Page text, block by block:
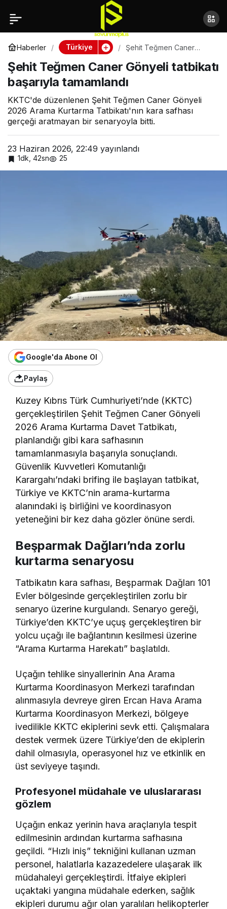
Haberler Türkiye
Şehit Teğmen Caner
tamamlandı
Şehit Teğmen Caner Gönyeli tatbikatı
başarıyla tamamlandı
KKTC'de düzenlenen Şehit Teğmen Caner Gönyeli
2026 Arama Kurtarma Tatbikatı'nın kara safhası
gerçeği aratmayan bir senaryoyla bitti.
23 Haziran 2026, 22:49 yayınlandı
1dk, 42sn 25
Google'da Abone Ol
Paylaş
Kuzey Kıbrıs Türk Cumhuriyeti’nde (KKTC)
gerçekleştirilen Şehit Teğmen Caner Gönyeli
2026 Arama Kurtarma Davet Tatbikatı,
planlandığı gibi kara safhasının
tamamlanmasıyla başarıyla sonuçlandı.
Güvenlik Kuvvetleri Komutanlığı
Karargahı’ndaki brifing ile başlayan tatbikat,
Türkiye ve KKTC’nin arama-kurtarma
alanındaki iş birliğini ve koordinasyon
yeteneğini bir kez daha gözler önüne serdi.
Beşparmak Dağları’nda zorlu
kurtarma senaryosu
Tatbikatın kara safhası, Beşparmak Dağları 101
Evler bölgesinde gerçekleştirilen zorlu bir
senaryo üzerine kurgulandı. Senaryo gereği,
Türkiye’den KKTC’ye uçuş gerçekleştiren bir
yolcu uçağı ile bağlantının kesilmesi üzerine
“Arama Kurtarma Harekatı” başlatıldı.
Uçağın tehlike sinyallerinin Ana Arama
Kurtarma Koordinasyon Merkezi tarafından
alınmasıyla devreye giren Ercan Hava Arama
Kurtarma Koordinasyon Merkezi, bölgeye
ivedilikle KKTC ekiplerini sevk etti. Çalışmalara
destek vermek üzere Türkiye’den de ekiplerin
dahil olmasıyla, operasyonel hız ve etkinlik en
üst seviyeye taşındı.
Profesyonel müdahale ve uluslararası
gözlem
Uçağın enkaz yerinin hava araçlarıyla tespit
edilmesinin ardından kurtarma safhasına
geçildi. “Hızlı iniş” tekniğini kullanan uzman
personel, halatlarla kazazedelere ulaşarak ilk
müdahaleyi gerçekleştirdi. İtfaiye ekipleri
uçaktaki yangına müdahale ederken, sağlık
ekipleri durumu ağır olan yaralıları helikopterler
Şehit Teğmen Caner
Gönyeli tatbikatı
başarıyla tamamlandı